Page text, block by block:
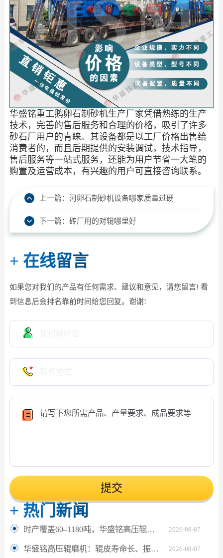
华盛铭重工鹅卵石制砂机生产厂家凭借熟练的生产
技术，完善的售后服务和合理的价格，吸引了许多
砂石厂用户的青睐。其设备都是以工厂价格出售给
消费者的，而且后期提供的安装调试，技术指导，
售后服务等一站式服务，还能为用户节省一大笔的
购置及运营成本，有兴趣的用户可直接咨询联系。
上一篇： 河卵石制砂机设备哪家质量过硬
下一篇： 砖厂用的对辊哪里好
+ 在线留言
如果您对我们的产品有任何需求、建议和意见，请您留言! 看
到信息后会排名靠前时间给您回复。谢谢!
提交
+ 热门新闻
2026-08-07
时产覆盖60–1180吨，华盛铭高压辊磨机轻松应对鹅卵石制砂
2026-08-07
华盛铭高压辊磨机：辊皮寿命长、振动小，满足水泥熟料24小时连续粉磨